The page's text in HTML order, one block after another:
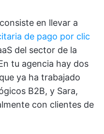
en llevar a
de pago por clic
del sector de la
tu agencia hay dos
ya ha trabajado
B2B, y Sara,
con clientes de